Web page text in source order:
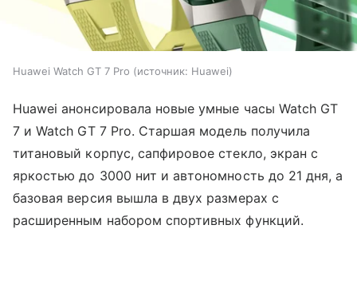
Huawei Watch GT 7 Pro источник: Huawei
Huawei анонсировала новые умные часы Watch GT
7 и Watch GT 7 Pro. Старшая модель получила
титановый корпус, сапфировое стекло, экран с
яркостью до 3000 нит и автономность до 21 дня, а
базовая версия вышла в двух размерах с
расширенным набором спортивных функций.